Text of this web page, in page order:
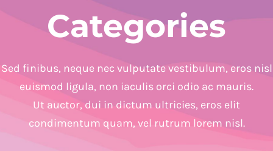
Categories
Sed finibus, neque nec vulputate vestibulum, eros nisl
euismod ligula, non iaculis orci odio ac mauris.
Ut auctor, dui in dictum ultricies, eros elit
condimentum quam, vel rutrum lorem nisl.